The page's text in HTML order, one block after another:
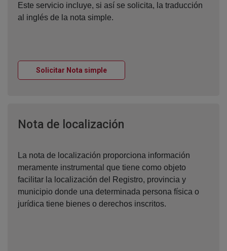
Este servicio incluye, si así se solicita, la traducción
al inglés de la nota simple.
Solicitar Nota simpleVentana nueva
Nota de localización
La nota de localización proporciona información
meramente instrumental que tiene como objeto
facilitar la localización del Registro, provincia y
municipio donde una determinada persona física o
jurídica tiene bienes o derechos inscritos.